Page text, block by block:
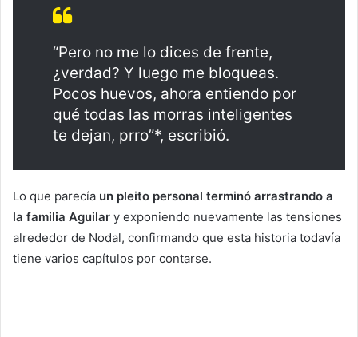
“Pero no me lo dices de frente,
¿verdad? Y luego me bloqueas.
Pocos huevos, ahora entiendo por
qué todas las morras inteligentes
te dejan, prro”*, escribió.
Lo que parecía un pleito personal terminó arrastrando a
la familia Aguilar y exponiendo nuevamente las tensiones
alrededor de Nodal, confirmando que esta historia todavía
tiene varios capítulos por contarse.